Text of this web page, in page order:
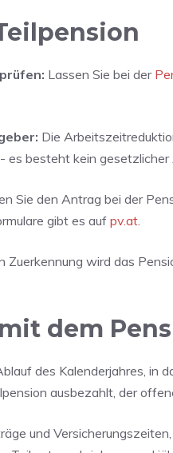
Lassen Sie bei der
Die
es besteht kein gesetzlicher
Sie den Antrag bei der
gibt es auf pv.at.
Zuerkennung wird das
dem
des Kalenderjahres, in
ausbezahlt, der
und